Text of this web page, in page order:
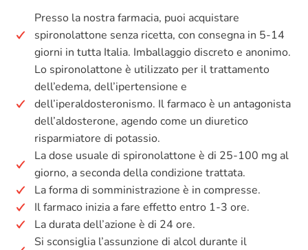
Presso la nostra farmacia, puoi acquistare
spironolattone senza ricetta, con consegna in 5-14
giorni in tutta Italia. Imballaggio discreto e anonimo.
Lo spironolattone è utilizzato per il trattamento
dell’edema, dell’ipertensione e
dell’iperaldosteronismo. Il farmaco è un antagonista
dell’aldosterone, agendo come un diuretico
risparmiatore di potassio.
La dose usuale di spironolattone è di 25-100 mg al
giorno, a seconda della condizione trattata.
La forma di somministrazione è in compresse.
Il farmaco inizia a fare effetto entro 1-3 ore.
La durata dell’azione è di 24 ore.
Si sconsiglia l’assunzione di alcol durante il